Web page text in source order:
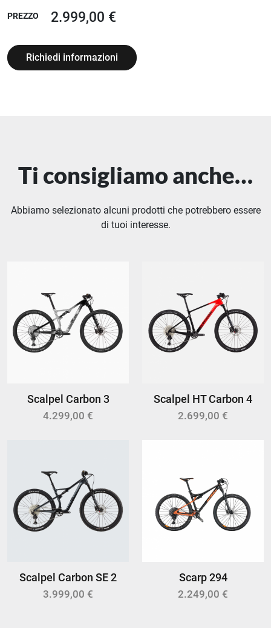
PREZZO 2.999,00 €
Richiedi informazioni
Ti consigliamo anche…
Abbiamo selezionato alcuni prodotti che potrebbero essere
di tuoi interesse.
Scalpel Carbon 3
4.299,00 €
Scalpel HT Carbon 4
2.699,00 €
Scalpel Carbon SE 2
3.999,00 €
Scarp 294
2.249,00 €